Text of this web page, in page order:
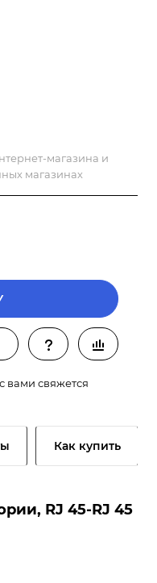
магазина и
магазинах
вами свяжется
Как купить
RJ 45-RJ 45